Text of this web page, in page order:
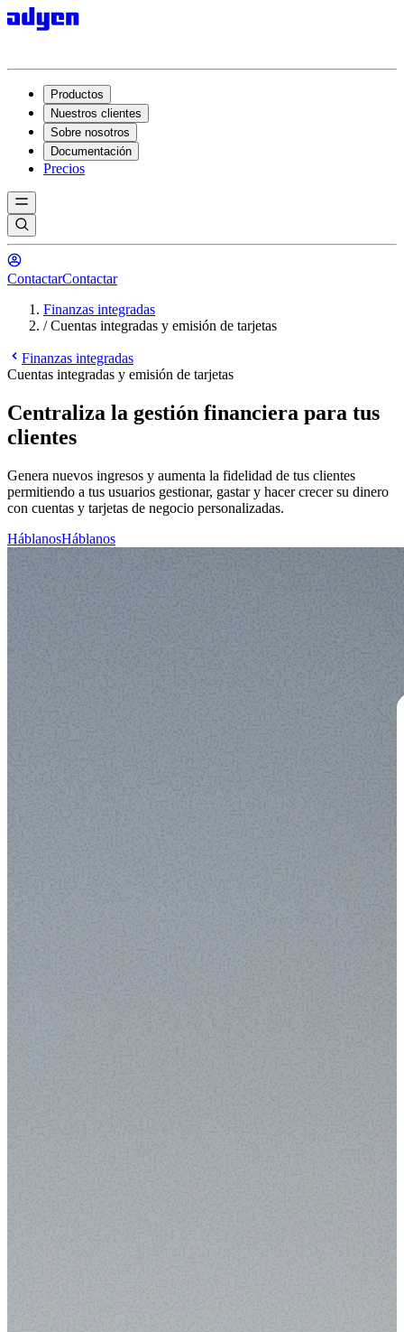
Productos
Nuestros clientes
Sobre nosotros
Documentación
Precios
ContactarContactar
Finanzas integradas
/Cuentas integradas y emisión de tarjetas
Finanzas integradas
Cuentas integradas y emisión de tarjetas
Centraliza la gestión financiera para tus
clientes
Genera nuevos ingresos y aumenta la fidelidad de tus clientes
permitiendo a tus usuarios gestionar, gastar y hacer crecer su dinero
con cuentas y tarjetas de negocio personalizadas.
HáblanosHáblanos